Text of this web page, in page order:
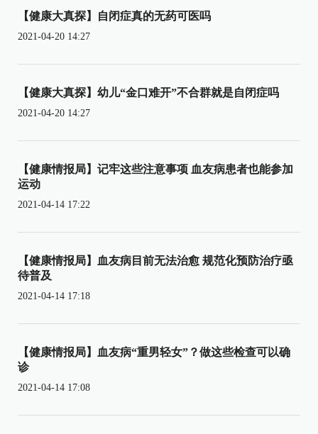
【健康大真探】自闭症真的无药可医吗
2021-04-20 14:27
【健康大真探】幼儿“金口难开”不合群就是自闭症吗
2021-04-20 14:27
【健康情报局】记牢这些注意事项 血友病患者也能参加
运动
2021-04-14 17:22
【健康情报局】血友病目前无法治愈 规范化预防治疗亟
待普及
2021-04-14 17:18
【健康情报局】血友病“重男轻女”？做这些检查可以确
诊
2021-04-14 17:08